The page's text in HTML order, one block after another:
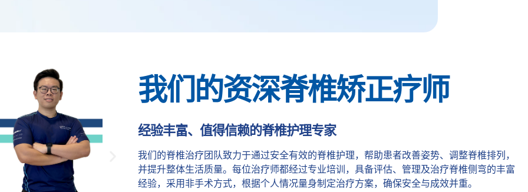
我们的资深脊椎矫正疗师
经验丰富、值得信赖的脊椎护理专家
我们的脊椎治疗团队致力于通过安全有效的脊椎护理，帮助患者改善姿势、调整脊椎排列，
并提升整体生活质量。每位治疗师都经过专业培训，具备评估、管理及治疗脊椎侧弯的丰富
经验，采用非手术方式，根据个人情况量身制定治疗方案，确保安全与成效并重。